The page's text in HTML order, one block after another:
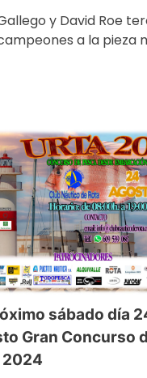
y David Roe
a la pieza
sábado día
Gran Concurso
2024